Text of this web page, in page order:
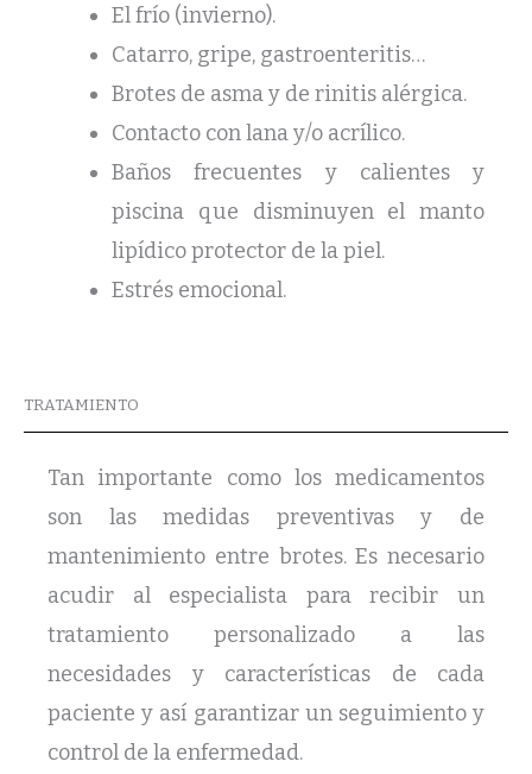
El frío (invierno).
Catarro, gripe, gastroenteritis…
Brotes de asma y de rinitis alérgica.
Contacto con lana y/o acrílico.
Baños frecuentes y calientes y
piscina que disminuyen el manto
lipídico protector de la piel.
Estrés emocional.
TRATAMIENTO
Tan importante como los medicamentos
son las medidas preventivas y de
mantenimiento entre brotes. Es necesario
acudir al especialista para recibir un
tratamiento personalizado a las
necesidades y características de cada
paciente y así garantizar un seguimiento y
control de la enfermedad.